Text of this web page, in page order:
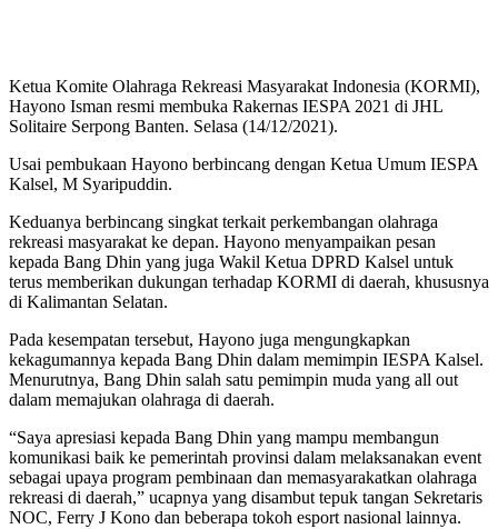
Ketua Komite Olahraga Rekreasi Masyarakat Indonesia (KORMI),
Hayono Isman resmi membuka Rakernas IESPA 2021 di JHL
Solitaire Serpong Banten. Selasa (14/12/2021).
Usai pembukaan Hayono berbincang dengan Ketua Umum IESPA
Kalsel, M Syaripuddin.
Keduanya berbincang singkat terkait perkembangan olahraga
rekreasi masyarakat ke depan. Hayono menyampaikan pesan
kepada Bang Dhin yang juga Wakil Ketua DPRD Kalsel untuk
terus memberikan dukungan terhadap KORMI di daerah, khususnya
di Kalimantan Selatan.
Pada kesempatan tersebut, Hayono juga mengungkapkan
kekagumannya kepada Bang Dhin dalam memimpin IESPA Kalsel.
Menurutnya, Bang Dhin salah satu pemimpin muda yang all out
dalam memajukan olahraga di daerah.
“Saya apresiasi kepada Bang Dhin yang mampu membangun
komunikasi baik ke pemerintah provinsi dalam melaksanakan event
sebagai upaya program pembinaan dan memasyarakatkan olahraga
rekreasi di daerah,” ucapnya yang disambut tepuk tangan Sekretaris
NOC, Ferry J Kono dan beberapa tokoh esport nasional lainnya.